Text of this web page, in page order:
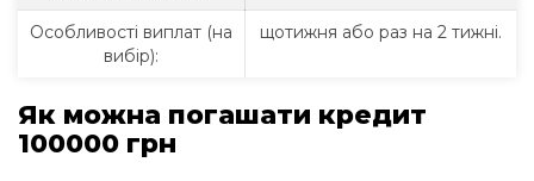
Особливості виплат (на
вибір):
щотижня або раз на 2 тижні.
Як можна погашати кредит
100000 грн